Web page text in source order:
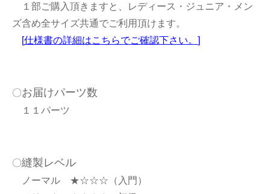
１部ご購入頂きますと、レディース・ジュニア・メン
ズ含め全サイズ共通でご利用頂けます。
[仕様書の詳細はこちらでご確認下さい。 ]
〇お届けパーツ数
１１パーツ
〇縫製レベル
ノーマル ★☆☆☆（入門）